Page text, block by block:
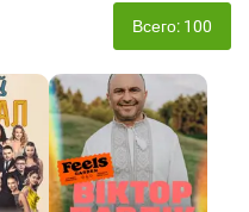
Всего: 100